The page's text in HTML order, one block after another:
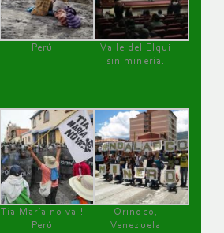
Perú
Valle del Elqui
sin minería.
Tía María no va !
Perú
Orinoco,
Venezuela